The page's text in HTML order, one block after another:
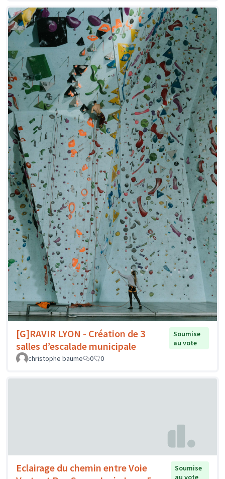
[G]RAVIR LYON - Création de 3
salles d’escalade municipale
Soumise
au vote
christophe baume
0 0
Eclairage du chemin entre Voie
Soumise
au vote